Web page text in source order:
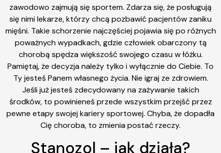
zawodowo zajmują się sportem. Zdarza się, że posługują
się nimi lekarze, którzy chcą pozbawić pacjentów zaniku
mięśni. Takie schorzenie najczęściej pojawia się po różnych
poważnych wypadkach, gdzie człowiek obarczony tą
chorobą spędza większość swojego czasu w łóżku.
Pamiętaj, że decyzja należy tylko i wyłącznie do Ciebie. To
Ty jesteś Panem własnego życia. Nie igraj ze zdrowiem.
Jeśli już jesteś zdecydowany na zażywanie takich
środków, to powinieneś przede wszystkim przejść przez
pewne etapy swojej kariery sportowej. Chyba, że dopadła
Cię choroba, to zmienia postać rzeczy.
Stanozol – jak działa?